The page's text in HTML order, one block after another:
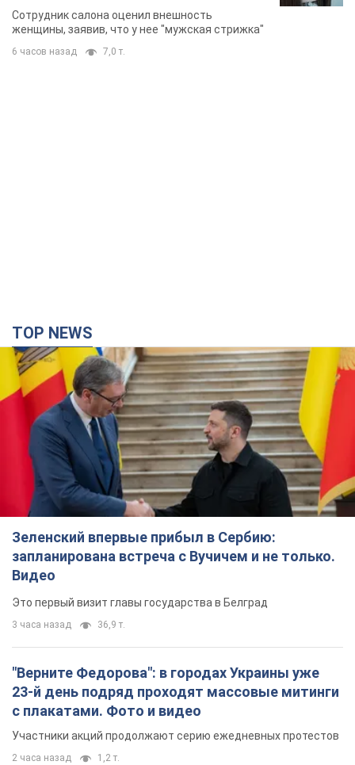
разгорелся скандал. Фото
Сотрудник салона оценил внешность
женщины, заявив, что у нее "мужская стрижка"
6 часов назад 7,0 т.
TOP NEWS
Зеленский впервые прибыл в Сербию:
запланирована встреча с Вучичем и не только.
Видео
Это первый визит главы государства в Белград
3 часа назад 36,9 т.
"Верните Федорова": в городах Украины уже
23-й день подряд проходят массовые митинги
с плакатами. Фото и видео
Участники акций продолжают серию ежедневных протестов
2 часа назад 1,2 т.